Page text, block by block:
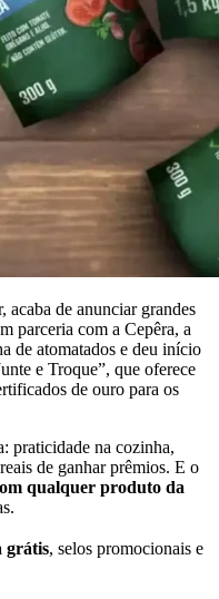
de anunciar grandes
parceria com a Cepêra, a
de atomatados e deu início
e Troque”, que oferece
de ouro para os
praticidade na cozinha,
de ganhar prêmios. E o
qualquer produto da
grátis, selos promocionais e